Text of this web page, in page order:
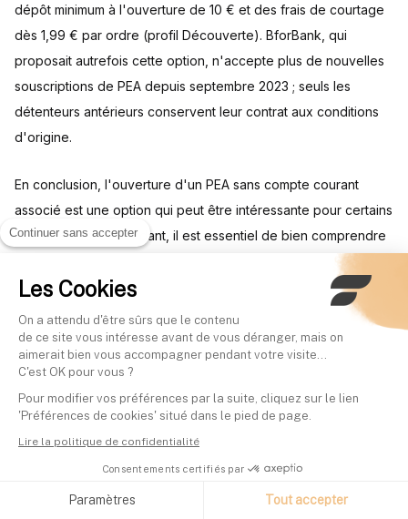
Continuer sans accepter
Les Cookies
On a attendu d'être sûrs que le contenu
de ce site vous intéresse avant de vous déranger, mais on
aimerait bien vous accompagner pendant votre visite...
C'est OK pour vous ?
Pour modifier vos préférences par la suite, cliquez sur le lien
'Préférences de cookies' situé dans le pied de page.
Lire la politique de confidentialité
Consentements certifiés par
Paramètres Tout accepter
dépôt minimum à l'ouverture de 10 € et des frais de courtage
dès 1,99 € par ordre (profil Découverte). BforBank, qui
proposait autrefois cette option, n'accepte plus de nouvelles
souscriptions de PEA depuis septembre 2023 ; seuls les
détenteurs antérieurs conservent leur contrat aux conditions
d'origine.
En conclusion, l'ouverture d'un PEA sans compte courant
associé est une option qui peut être intéressante pour certains
investisseurs. Cependant, il est essentiel de bien comprendre
les conditions spécifiques de chaque offre et de comparer les
différentes options avant de prendre une décision. Pour plus
d'informations sur les meilleures banques en ligne, vous
pouvez consulter notre comparatif détaillé.
Comment réduire les frais
de son PEA ?